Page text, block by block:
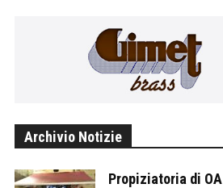
Archivio Notizie
Propiziatoria di OA